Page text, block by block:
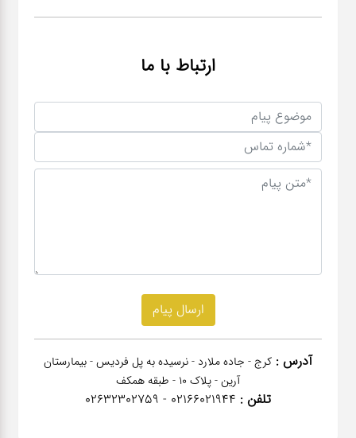
ارتباط با ما
آدرس : کرج - جاده ملارد - نرسیده به پل فردیس - بیمارستان
آرین - پلاک 10 - طبقه همکف
تلفن : 02166021944 - 02632302759